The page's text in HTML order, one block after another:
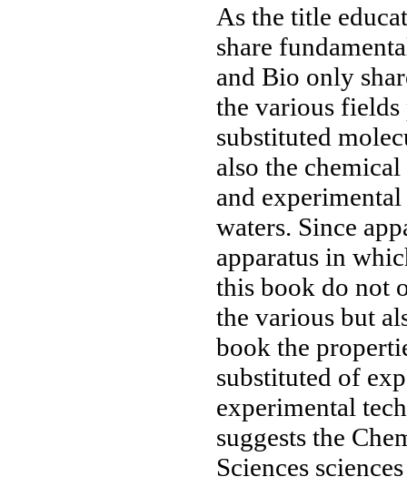
As the title
share
and Bio only
the various fields
substituted
also the
and experimental
waters. Since
apparatus in
this book do not
the various but
book the
substituted of
experimental
suggests the
Sciences